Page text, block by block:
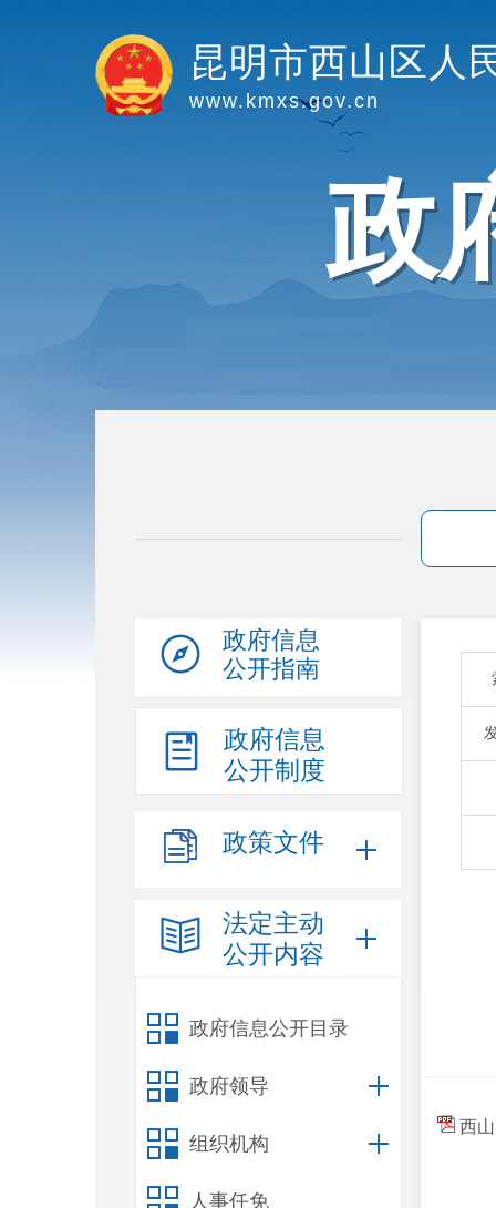
昆明市西山区人
www.kmxs.gov.cn
政
政府信息
公开指南
政府信息
公开制度
政策文件
法定主动
公开内容
政府信息公开目录
政府领导
组织机构
人事任免
西